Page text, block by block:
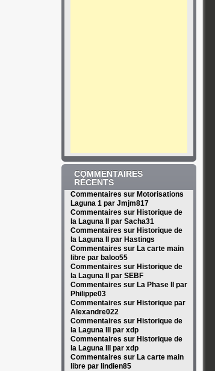
COMMENTAIRES
RÉCENTS
Commentaires sur Motorisations
Laguna 1 par Jmjm817
Commentaires sur Historique de
la Laguna II par Sacha31
Commentaires sur Historique de
la Laguna II par Hastings
Commentaires sur La carte main
libre par baloo55
Commentaires sur Historique de
la Laguna II par SEBF
Commentaires sur La Phase II par
Philippe03
Commentaires sur Historique par
Alexandre022
Commentaires sur Historique de
la Laguna III par xdp
Commentaires sur Historique de
la Laguna III par xdp
Commentaires sur La carte main
libre par lindien85